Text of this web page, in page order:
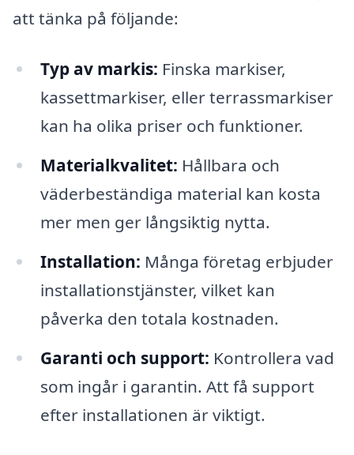
att tänka på följande:
Typ av markis: Finska markiser,
kassettmarkiser, eller terrassmarkiser
kan ha olika priser och funktioner.
Materialkvalitet: Hållbara och
väderbeständiga material kan kosta
mer men ger långsiktig nytta.
Installation: Många företag erbjuder
installationstjänster, vilket kan
påverka den totala kostnaden.
Garanti och support: Kontrollera vad
som ingår i garantin. Att få support
efter installationen är viktigt.